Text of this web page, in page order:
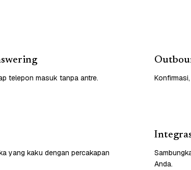
telepon masuk tanpa antre.
yang kaku dengan percakapan
Anda.